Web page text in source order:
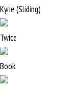
Купе (Sliding)
Twice
Book